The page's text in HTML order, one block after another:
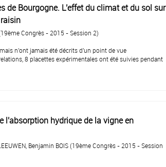
de Bourgogne. L'effet du climat et du sol sur
Congrès - 2015 - Session 2)
n'ont jamais été décrits d'un point de vue
8 placettes expérimentales ont été suivies pendant
hydrique de la vigne en
Benjamin BOIS (19ème Congrès - 2015 - Session